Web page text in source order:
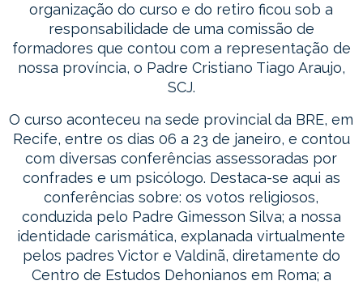
organização do curso e do retiro ficou sob a
responsabilidade de uma comissão de
formadores que contou com a representação de
nossa província, o Padre Cristiano Tiago Araujo,
SCJ.
O curso aconteceu na sede provincial da BRE, em
Recife, entre os dias 06 a 23 de janeiro, e contou
com diversas conferências assessoradas por
confrades e um psicólogo. Destaca-se aqui as
conferências sobre: os votos religiosos,
conduzida pelo Padre Gimesson Silva; a nossa
identidade carismática, explanada virtualmente
pelos padres Victor e Valdinã, diretamente do
Centro de Estudos Dehonianos em Roma; a